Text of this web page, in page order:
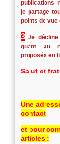
publications
je partage
points de vue
3 Je décline
quant au
proposés en
Salut et
Une
contact
et pour
articles :